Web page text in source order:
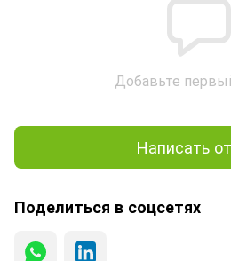
Добавьте
Написать
Поделиться в соцсетях